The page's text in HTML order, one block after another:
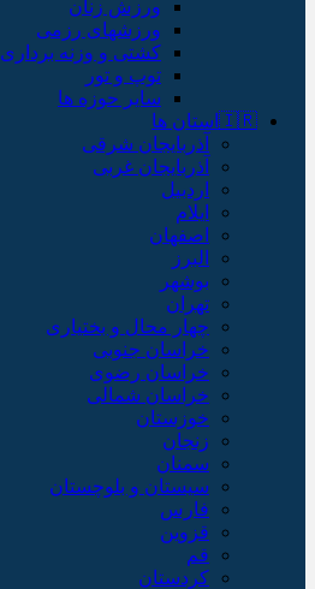
ورزش زنان
ورزشهای رزمی
کشتی و وزنه برداری
توپ و تور
سایر حوزه ها
🇮🇷استان ها
آذربایجان شرقی
آذربایجان غربی
اردبیل
ایلام
اصفهان
البرز
بوشهر
تهران
چهار محال و بختیاری
خراسان جنوبی
خراسان رضوی
خراسان شمالی
خوزستان
زنجان
سمنان
سیستان و بلوچستان
فارس
قزوین
قم
کردستان